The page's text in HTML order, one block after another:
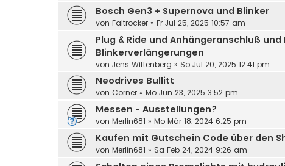
Bosch Gen3 + Supernova und Blinker
von Faltrocker » Fr Jul 25, 2025 10:57 am
Plug & Ride und Anhängeranschluß
Blinkerverlängerungen
von Jens Wittenberg » So Jul 20, 2025 12:41 pm
Neodrives Bullitt
von Corner » Mo Jun 23, 2025 3:52 pm
Messen - Ausstellungen?
von Merlin681 » Mo Mär 18, 2024 6:25 pm
Kaufen mit Gutschein Code über den
von Merlin681 » Sa Feb 24, 2024 9:26 am